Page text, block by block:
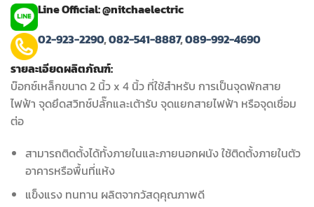
Line Official: @nitchaelectric
02-923-2290,082-541-8887,089-992-4690
รายละเอียดผลิตภัณฑ์:
บ๊อกซ์เหล็กขนาด 2 นิ้ว x 4 นิ้ว ที่ใช้สำหรับ การเป็นจุดพักสาย
ไฟฟ้า จุดยึดสวิทช์ปลั๊กและเต้ารับ จุดแยกสายไฟฟ้า หรือจุดเชื่อม
ต่อ
สามารถติดตั้งได้ทั้งภายในและภายนอกผนัง ใช้ติดตั้งภายในตัว
อาคารหรือพื้นที่แห้ง
แข็งแรง ทนทาน ผลิตจากวัสดุคุณภาพดี